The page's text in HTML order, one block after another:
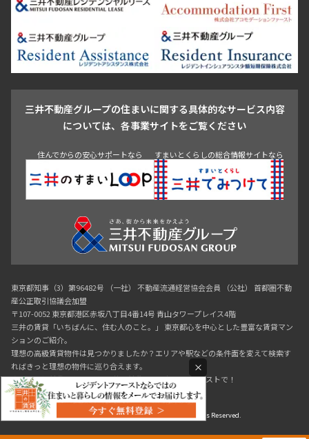
0120-321-719
芝浦・汐留・品川
月島・勝どき・豊洲
本郷・春日・小石川
目白・高田馬場・早稲田
池尻大橋・三軒茶屋
祐天寺・学芸大学・自由が丘
駒沢・用賀・二子玉川
成城・砧
池袋・板橋・王子
青山 渋谷 東京・大手町 新宿 品川
目黒・中目黒
豊島区
杉並区 板橋区 練馬区 荒川区
足立区
葛飾区
江戸川区
三井不動産グループの住まいに関する具体的なサービス内容
については、各事業サイトをご覧ください
住んでからの安心サポートなら すまいとくらしの総合情報サイトなら
東京都知事（3）第96482号 （一社） 不動産流通経営協会会員 （公社） 首都圏不動
産公正取引協議会加盟
〒107-0052 東京都港区赤坂八丁目4番14号 青山タワープレイス4階
三井の賃貸「いちばんに、住む人のこと。」 東京都心を中心とした豊富な賃貸マン
ションのご紹介。
理想の高級賃貸物件は見つかりましたか？エリアや駅などの条件面を変えて検索す
ればきっと理想の物件に巡り合えます。
都心の高級賃貸物件探しは[三井の賃貸]レジデントファーストで！
Copyright © RESIDENT FIRST Co.,Ltd. All Rights Reserved.
×